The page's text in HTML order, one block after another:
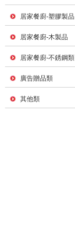
居家餐廚-塑膠製品
居家餐廚-木製品
居家餐廚-不銹鋼類
廣告贈品類
其他類